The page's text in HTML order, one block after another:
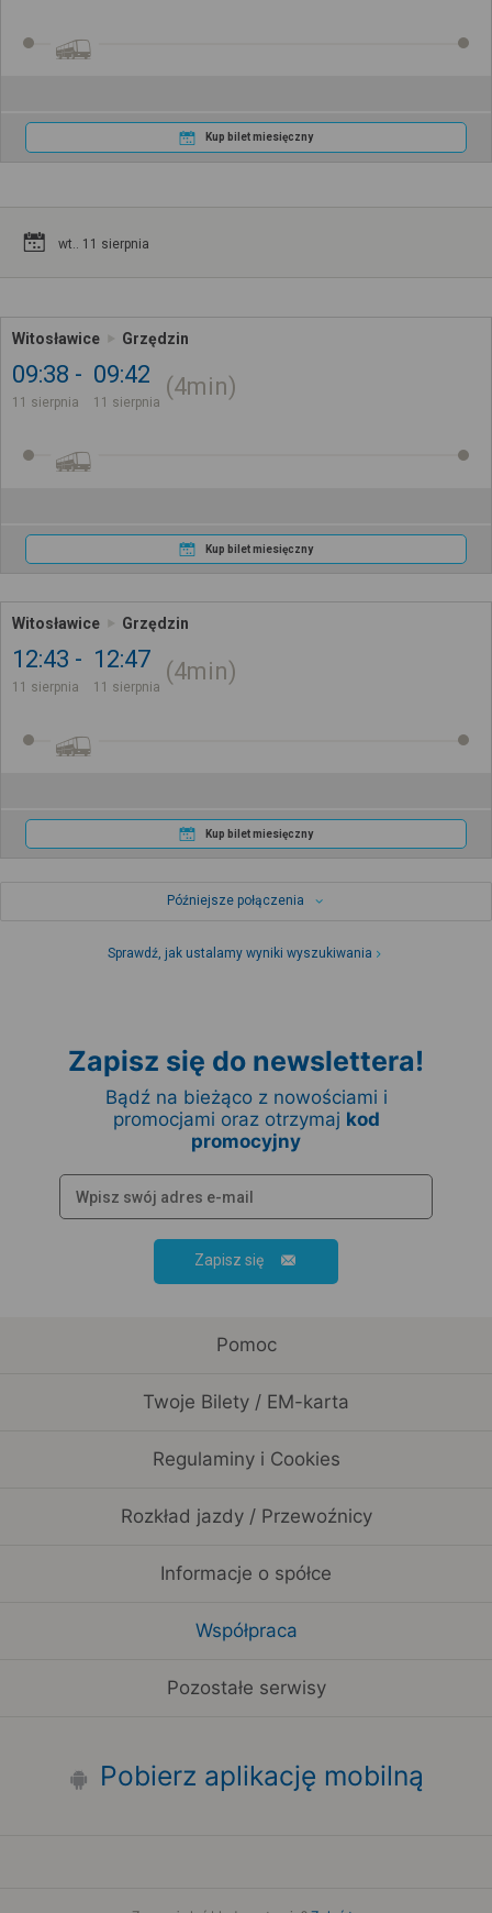
Kup bilet miesięczny
wt.. 11 sierpnia
Witosławice Grzędzin
09:38
11 sierpnia
09:42
11 sierpnia
4min
Kup bilet miesięczny
Witosławice Grzędzin
12:43
11 sierpnia
12:47
11 sierpnia
4min
Kup bilet miesięczny
Późniejsze połączenia
Sprawdź, jak ustalamy wyniki wyszukiwania
Zapisz się do newslettera!
Bądź na bieżąco z nowościami i
promocjami oraz otrzymaj kod
promocyjny
Zapisz się
Pomoc
Twoje Bilety / EM-karta
Regulaminy i Cookies
Rozkład jazdy / Przewoźnicy
Informacje o spółce
Współpraca
Pozostałe serwisy
Pobierz aplikację mobilną